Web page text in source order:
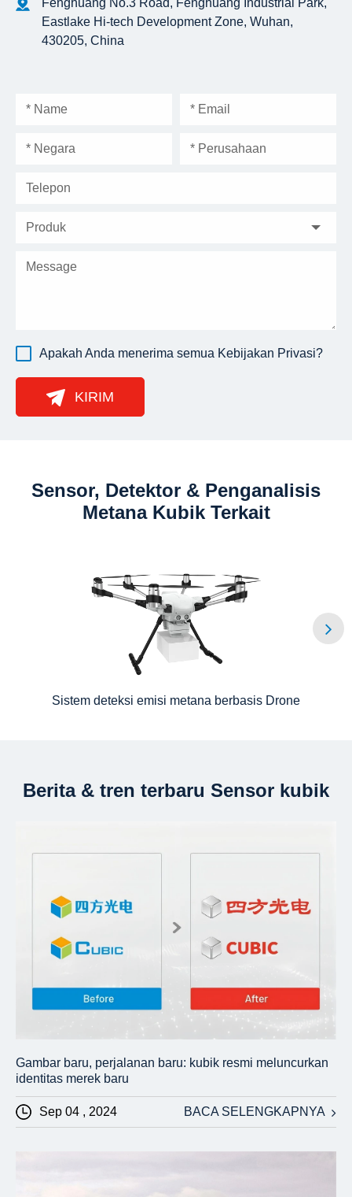
Fenghuang No.3 Road, Fenghuang Industrial Park,
Eastlake Hi-tech Development Zone, Wuhan,
430205, China
Apakah Anda menerima semua Kebijakan Privasi?
KIRIM
Sensor, Detektor & Penganalisis
Metana Kubik Terkait
Sistem deteksi emisi metana berbasis Drone
Berita & tren terbaru Sensor kubik
Gambar baru, perjalanan baru: kubik resmi meluncurkan
identitas merek baru
Sep 04 , 2024 BACA SELENGKAPNYA